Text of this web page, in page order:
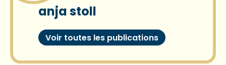
anja stoll
Voir toutes les publications